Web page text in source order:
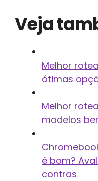
Veja
Melhor
ótimas
Melhor
modelos
é bom?
contras